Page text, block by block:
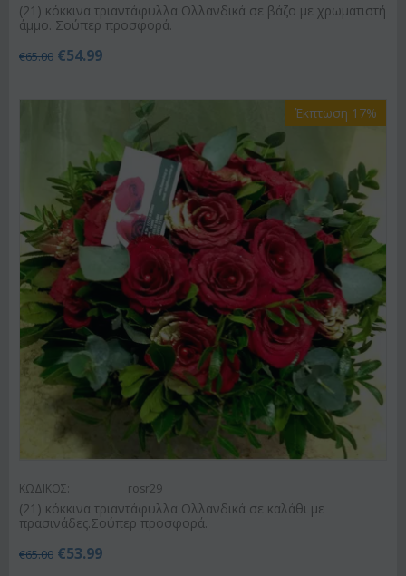
(21) κόκκινα τριαντάφυλλα Ολλανδικά σε βάζο με χρωματιστή
άμμο. Σούπερ προσφορά.
€65.00 €54.99
Έκπτωση 17%
ΚΩΔΙΚΟΣ: rosr29
(21) κόκκινα τριαντάφυλλα Ολλανδικά σε καλάθι με
πρασινάδες.Σούπερ προσφορά.
€65.00 €53.99